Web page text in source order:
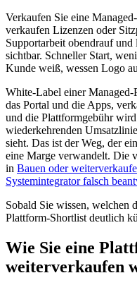
Verkaufen Sie eine
verkaufen Lizenzen oder
Supportarbeit obendrauf und
sichtbar. Schneller Start,
Kunde weiß, wessen Logo
White-Label einer
das Portal und die Apps,
und die Plattformgebühr
wiederkehrenden
sieht. Das ist der Weg, der
eine Marge verwandelt. Die
in Bauen oder
Systemintegrator falsch
Sobald Sie wissen, welchen
Plattform-Shortlist deutlich
Wie Sie eine
weiterverkaufen